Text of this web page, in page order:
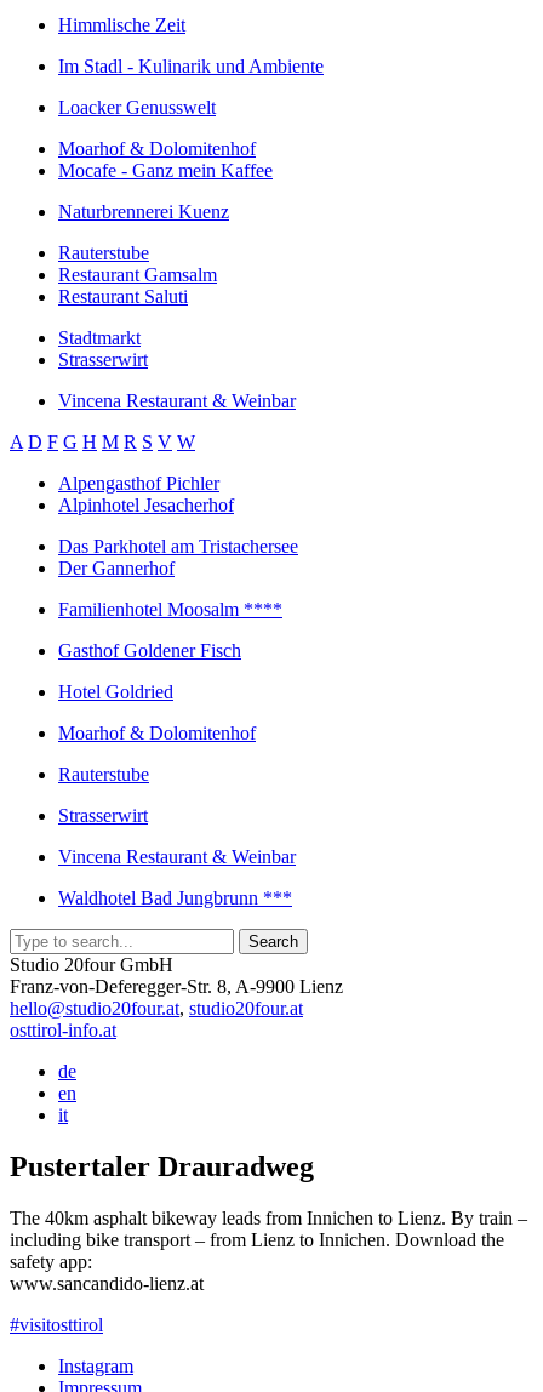
Himmlische Zeit
Im Stadl - Kulinarik und Ambiente
Loacker Genusswelt
Moarhof & Dolomitenhof
Mocafe - Ganz mein Kaffee
Naturbrennerei Kuenz
Rauterstube
Restaurant Gamsalm
Restaurant Saluti
Stadtmarkt
Strasserwirt
Vincena Restaurant & Weinbar
A D F G H M R S V W
Alpengasthof Pichler
Alpinhotel Jesacherhof
Das Parkhotel am Tristachersee
Der Gannerhof
Familienhotel Moosalm ****
Gasthof Goldener Fisch
Hotel Goldried
Moarhof & Dolomitenhof
Rauterstube
Strasserwirt
Vincena Restaurant & Weinbar
Waldhotel Bad Jungbrunn ***
Studio 20four GmbH
Franz-von-Deferegger-Str. 8, A-9900 Lienz
hello@studio20four.at, studio20four.at
osttirol-info.at
de
en
it
Pustertaler Drauradweg
The 40km asphalt bikeway leads from Innichen to Lienz. By train –
including bike transport – from Lienz to Innichen. Download the
safety app:
www.sancandido-lienz.at
#visitosttirol
Instagram
Impressum